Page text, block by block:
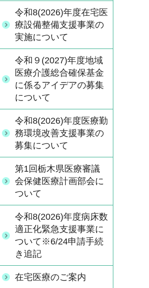
令和8(2026)年度在宅医
療設備整備支援事業の
実施について
令和９(2027)年度地域
医療介護総合確保基金
に係るアイデアの募集
について
令和8(2026)年度医療勤
務環境改善支援事業の
募集について
第1回栃木県医療審議
会保健医療計画部会に
ついて
令和8(2026)年度病床数
適正化緊急支援事業に
ついて※6/24申請手続
き追記
在宅医療のご案内